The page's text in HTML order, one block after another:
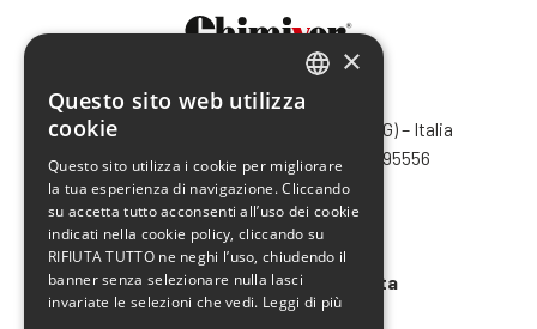
CHIMIVER PANSERI S.p.A.
Via Bergamo, 1401 – 24030 Pontida (BG) – Italia
Tel.
+39 035 795031
– Fax +39 035 795556
info@chimiver.com
Faq
Condizioni generali di vendita
FRENCH
SPANISH
×
Questo sito web utilizza
cookie
Questo sito utilizza i cookie per migliorare
la tua esperienza di navigazione. Cliccando
su accetta tutto acconsenti all’uso dei cookie
indicati nella cookie policy, cliccando su
RIFIUTA TUTTO ne neghi l’uso, chiudendo il
banner senza selezionare nulla lasci
invariate le selezioni che vedi. Leggi di più